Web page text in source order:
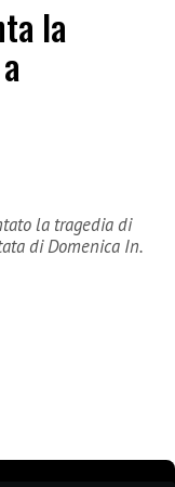
la
la tragedia di
di Domenica In.